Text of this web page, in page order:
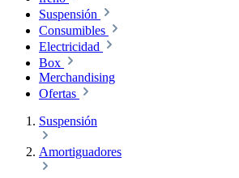
Suspensión
Consumibles
Electricidad
Box
Merchandising
Ofertas
Suspensión
Amortiguadores